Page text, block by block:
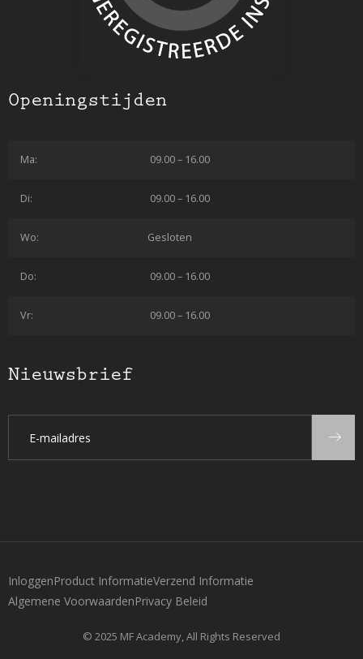
Openingstijden
Ma: 09.00 – 16.00
Di: 09.00 – 16.00
Wo: Gesloten
Do: 09.00 – 16.00
Vr: 09.00 – 16.00
Nieuwsbrief
InloggenProduct InformatieVerzend Informatie
Algemene VoorwaardenPrivacy Beleid
© 2025 MF Academy, All Rights Reserved